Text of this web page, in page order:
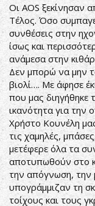
Οι AOS ξεκίνησαν
Τέλος. Όσο
συνθέσεις στην
ίσως και
ανάμεσα στην
Δεν μπορώ να μην
βιολί…. Με άφησε
που μας διηγήθηκε
ικανότητα για την
Χρήστο Κουνέλη
τις χαμηλές,
μετέφερε όλα τα
αποτυπωθούν στο
την απόγνωση, την
υπογράμμιζαν τη
τοίχους και τους